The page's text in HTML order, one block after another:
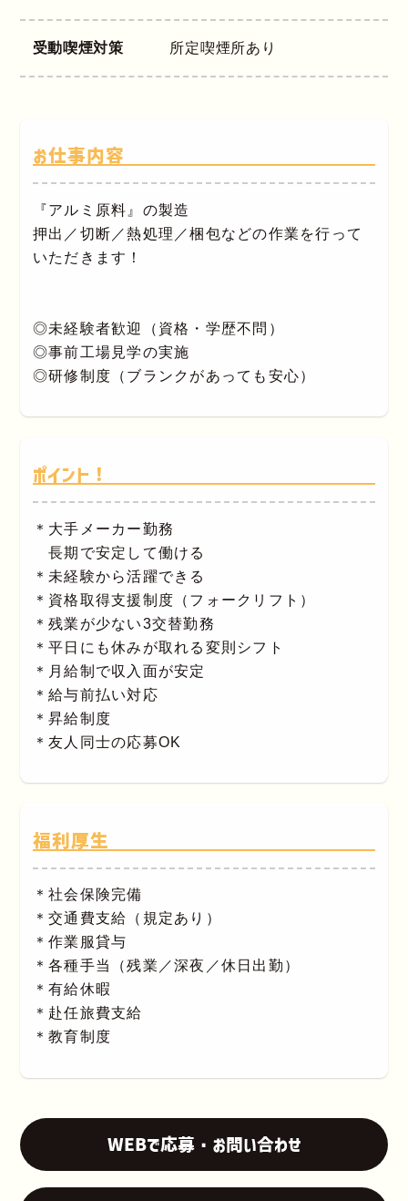
受動喫煙対策 所定喫煙所あり
お仕事内容
『アルミ原料』の製造
押出／切断／熱処理／梱包などの作業を行って
いただきます！
◎未経験者歓迎（資格・学歴不問）
◎事前工場見学の実施
◎研修制度（ブランクがあっても安心）
ポイント！
＊大手メーカー勤務
長期で安定して働ける
＊未経験から活躍できる
＊資格取得支援制度（フォークリフト）
＊残業が少ない3交替勤務
＊平日にも休みが取れる変則シフト
＊月給制で収入面が安定
＊給与前払い対応
＊昇給制度
＊友人同士の応募OK
福利厚生
＊社会保険完備
＊交通費支給（規定あり）
＊作業服貸与
＊各種手当（残業／深夜／休日出勤）
＊有給休暇
＊赴任旅費支給
＊教育制度
WEBで応募・お問い合わせ